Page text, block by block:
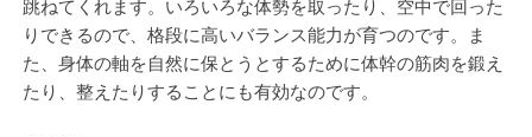
跳ねてくれます。いろいろな体勢を取ったり、空中で回った
りできるので、格段に高いバランス能力が育つのです。ま
た、身体の軸を自然に保とうとするために体幹の筋肉を鍛え
たり、整えたりすることにも有効なのです。